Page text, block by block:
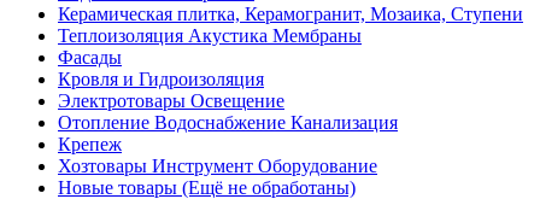
Керамическая плитка, Керамогранит, Мозаика, Ступени
Теплоизоляция Акустика Мембраны
Фасады
Кровля и Гидроизоляция
Электротовары Освещение
Отопление Водоснабжение Канализация
Крепеж
Хозтовары Инструмент Оборудование
Новые товары (Ещё не обработаны)